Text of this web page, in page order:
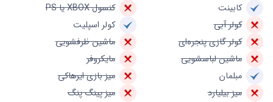
کابینت
کنسول XBOX یا PS
کولر آبی
کولر اسپلیت
کولر گازی پنجره‌ای
ماشین ظرفشویی
ماشین لباسشویی
مایکروفر
مبلمان
میز بازی ایرهاکی
میز بیلیارد
میز پینگ پنگ